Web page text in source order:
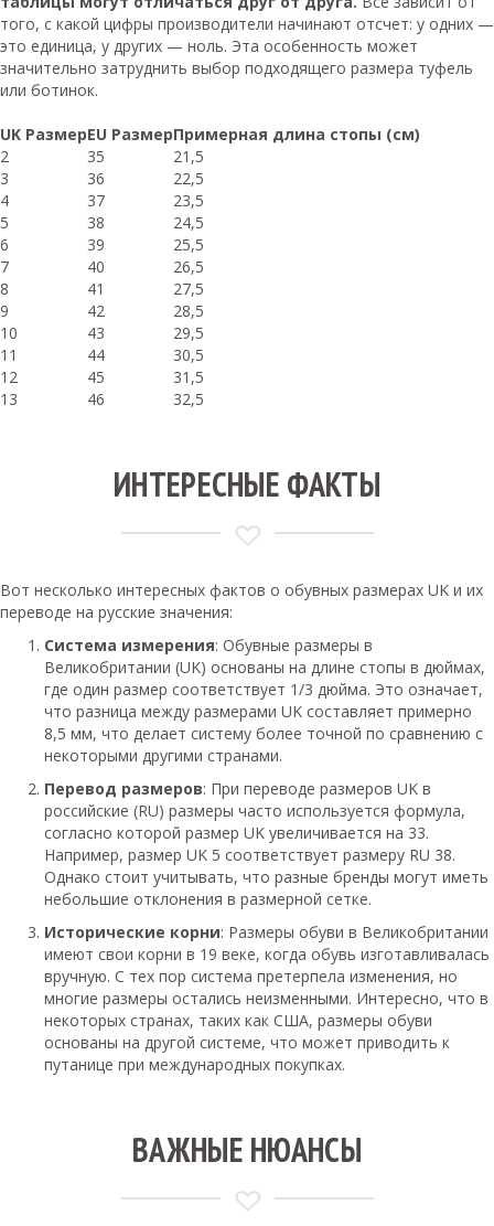
того, с какой цифры производители начинают отсчет: у одних —
это единица, у других — ноль. Эта особенность может
значительно затруднить выбор подходящего размера туфель
или ботинок.
UK РазмерEU РазмерПримерная длина стопы (см)
2
35
21,5
3
36
22,5
4
37
23,5
5
38
24,5
6
39
25,5
7
40
26,5
8
41
27,5
9
42
28,5
10
43
29,5
11
44
30,5
12
45
31,5
13
46 32,5
ИНТЕРЕСНЫЕ ФАКТЫ
Вот несколько интересных фактов о обувных размерах UK и их
переводе на русские значения:
Система измерения: Обувные размеры в
Великобритании (UK) основаны на длине стопы в дюймах,
где один размер соответствует 1/3 дюйма. Это означает,
что разница между размерами UK составляет примерно
8,5 мм, что делает систему более точной по сравнению с
некоторыми другими странами.
Перевод размеров: При переводе размеров UK в
российские (RU) размеры часто используется формула,
согласно которой размер UK увеличивается на 33.
Например, размер UK 5 соответствует размеру RU 38.
Однако стоит учитывать, что разные бренды могут иметь
небольшие отклонения в размерной сетке.
Исторические корни: Размеры обуви в Великобритании
имеют свои корни в 19 веке, когда обувь изготавливалась
вручную. С тех пор система претерпела изменения, но
многие размеры остались неизменными. Интересно, что в
некоторых странах, таких как США, размеры обуви
основаны на другой системе, что может приводить к
путанице при международных покупках.
ВАЖНЫЕ НЮАНСЫ